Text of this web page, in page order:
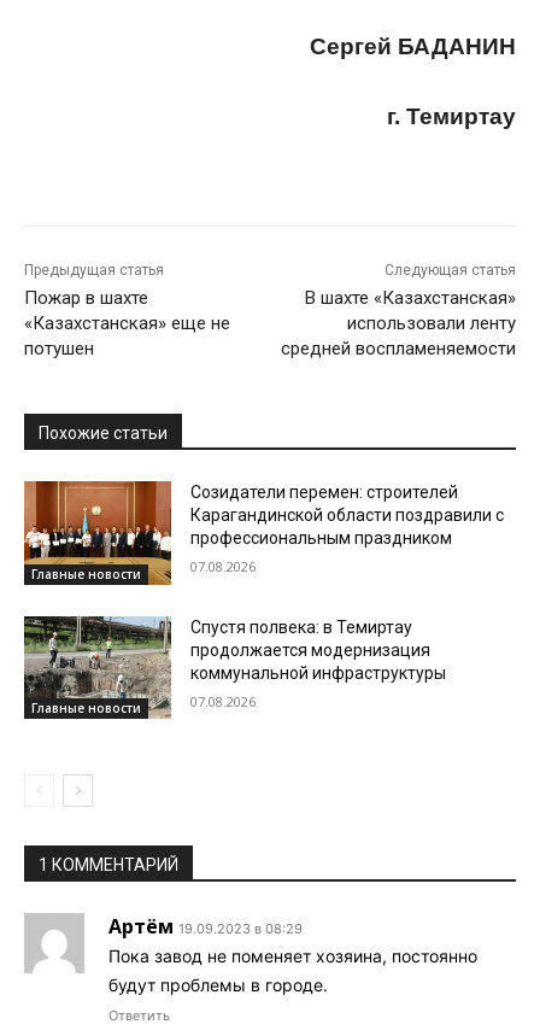
Сергей БАДАНИН
г. Темиртау
Предыдущая статья
Пожар в шахте
«Казахстанская» еще не
потушен
Следующая статья
В шахте «Казахстанская»
использовали ленту
средней воспламеняемости
Похожие статьи
Главные новости
Созидатели перемен: строителей
Карагандинской области поздравили с
профессиональным праздником
07.08.2026
Главные новости
Спустя полвека: в Темиртау
продолжается модернизация
коммунальной инфраструктуры
07.08.2026
1 КОММЕНТАРИЙ
Артём 19.09.2023 в 08:29
Пока завод не поменяет хозяина, постоянно
будут проблемы в городе.
Ответить